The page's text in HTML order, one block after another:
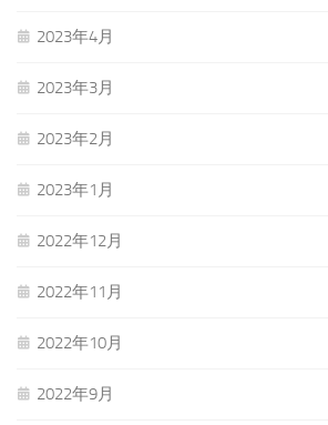
2023年4月
2023年3月
2023年2月
2023年1月
2022年12月
2022年11月
2022年10月
2022年9月